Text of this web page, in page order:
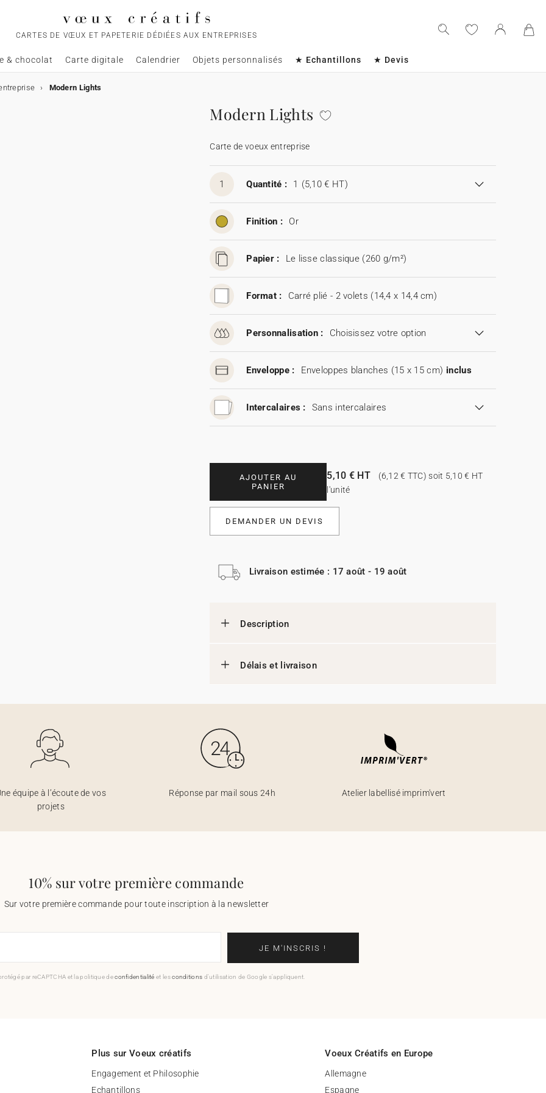
CARTES DE VŒUX ET PAPETERIE DÉDIÉES AUX ENTREPRISES
& chocolat Carte digitale Calendrier Objets personnalisés ★ Echantillons ★ Devis
Modern Lights
Modern Lights
Carte de voeux entreprise
1 Quantité : 1 (5,10 € HT)
Finition : Or
Papier : Le lisse classique (260 g/m²)
Format : Carré plié - 2 volets (14,4 x 14,4 cm)
Personnalisation : Choisissez votre option
Enveloppe : Enveloppes blanches (15 x 15 cm) inclus
Intercalaires : Sans intercalaires
AJOUTER AU
PANIER
5,10 € HT
(6,12 € TTC) soit 5,10 € HT
l'unité
DEMANDER UN DEVIS
Livraison estimée : 17 août - 19 août
Description
Délais et livraison
équipe à l’écoute de vos
projets
Réponse par mail sous 24h Atelier labellisé imprim'vert
10% sur votre première commande
Sur votre première commande pour toute inscription à la newsletter
JE M'INSCRIS !
par reCAPTCHA et la politique deconfidentialité et lesconditions d'utilisation de Google s'appliquent.
Plus sur Voeux créatifs
Engagement et Philosophie
Echantillons
Voeux Créatifs en Europe
Allemagne
Espagne